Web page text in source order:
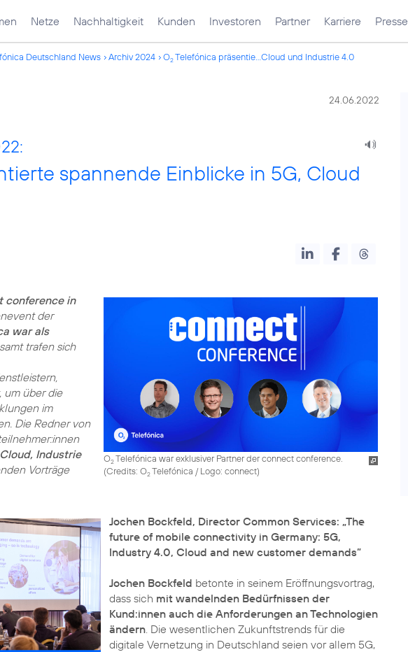
Netze Nachhaltigkeit Kunden Investoren Partner Karriere Presse
Deutschland News Archiv 2024 O2Telefónica präsentie...Cloud und Industrie 4.0
24.06.2022
spannende Einblicke in 5G, Cloud
O2Telefónica war exklusiver Partner der connect conference.
(Credits: O2Telefónica / Logo: connect)
conference in
der
war als
trafen sich
um über die
im
Die Redner von
Industrie
Vorträge
Jochen Bockfeld, Director Common Services: „The
future of mobile connectivity in Germany: 5G,
Industry 4.0, Cloud and new customer demands”
Jochen Bockfeld betonte in seinem Eröffnungsvortrag,
dass sich mit wandelnden Bedürfnissen der
Kund:innen auch die Anforderungen an Technologien
ändern. Die wesentlichen Zukunftstrends für die
digitale Vernetzung in Deutschland seien vor allem 5G,